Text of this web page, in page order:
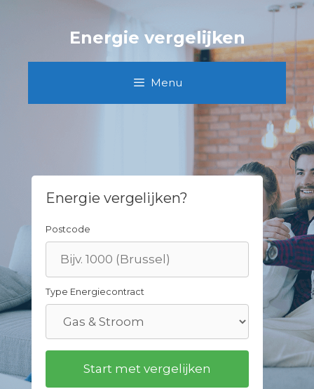
Energie vergelijken
Menu
Energie vergelijken?
Postcode
Type Energiecontract